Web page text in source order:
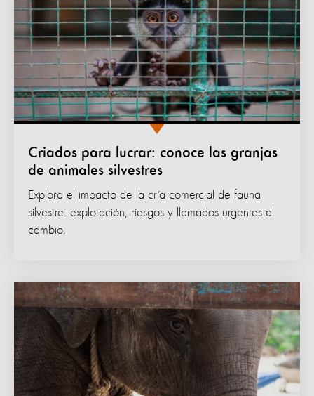
Criados para lucrar: conoce las granjas
de animales silvestres
Explora el impacto de la cría comercial de fauna
silvestre: explotación, riesgos y llamados urgentes al
cambio.